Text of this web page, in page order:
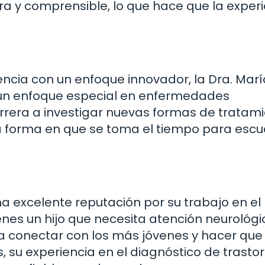
y comprensible, lo que hace que la
con un enfoque innovador, la Dra.
enfoque especial en enfermedades
a investigar nuevas formas de
en que se toma el tiempo para
excelente reputación por su trabajo en el
un hijo que necesita atención
con los más jóvenes y hacer que
experiencia en el diagnóstico de